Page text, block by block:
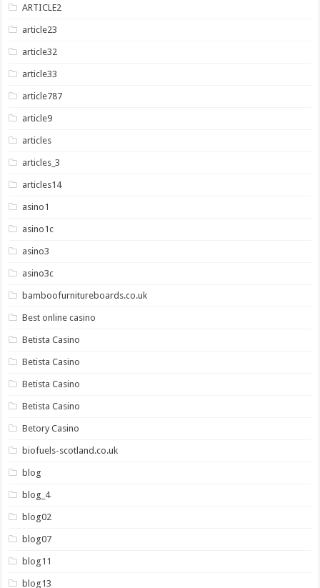
ARTICLE2
article23
article32
article33
article787
article9
articles
articles_3
articles14
asino1
asino1c
asino3
asino3c
bamboofurnitureboards.co.uk
Best online casino
Betista Casino
Betista Casino
Betista Casino
Betista Casino
Betory Casino
biofuels-scotland.co.uk
blog
blog_4
blog02
blog07
blog11
blog13